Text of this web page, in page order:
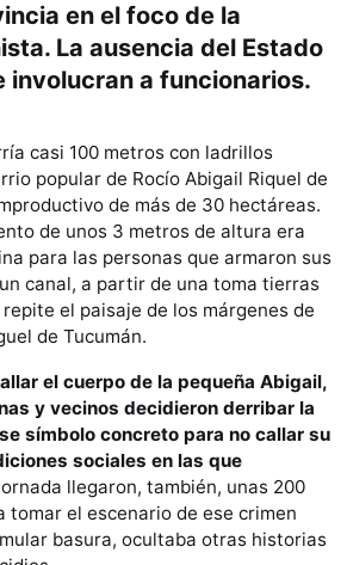
en el foco de la
La ausencia del Estado
involucran a funcionarios.
casi 100 metros con ladrillos
popular de Rocío Abigail Riquel de
de más de 30 hectáreas.
de unos 3 metros de altura era
para las personas que armaron sus
canal, a partir de una toma tierras
el paisaje de los márgenes de
de Tucumán.
el cuerpo de la pequeña Abigail,
y vecinos decidieron derribar la
símbolo concreto para no callar su
sociales en las que
llegaron, también, unas 200
tomar el escenario de ese crimen
basura, ocultaba otras historias